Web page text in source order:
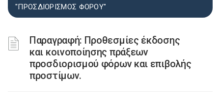
"ΠΡΟΣΔΙΟΡΙΣΜΟΣ ΦΟΡΟΥ"
Παραγραφή: Προθεσμίες έκδοσης
και κοινοποίησης πράξεων
προσδιορισμού φόρων και επιβολής
προστίμων.